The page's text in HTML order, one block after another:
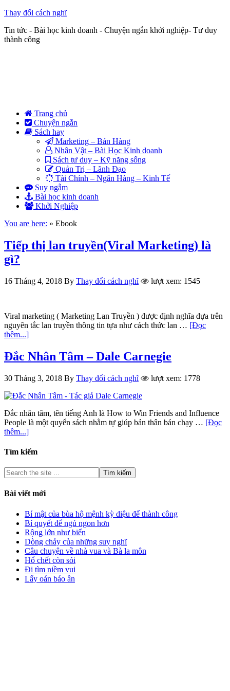
Thay đổi cách nghĩ
Tin tức - Bài học kinh doanh - Chuyện ngắn khởi nghiệp- Tư duy
thành công
Trang chủ
Chuyện ngắn
Sách hay
Marketing – Bán Hàng
Nhân Vật – Bài Học Kinh doanh
Sách tư duy – Kỹ năng sống
Quản Trị – Lãnh Đạo
Tài Chính – Ngân Hàng – Kinh Tế
Suy ngẫm
Bài học kinh doanh
Khởi Nghiệp
You are here: » Ebook
Tiếp thị lan truyền(Viral Marketing) là
gì?
16 Tháng 4, 2018 By Thay đổi cách nghĩ lượt xem: 1545
Viral marketing ( Marketing Lan Truyền ) được định nghĩa dựa trên
nguyên tắc lan truyền thông tin tựa như cách thức lan … [Đọc
thêm...]
Đắc Nhân Tâm – Dale Carnegie
30 Tháng 3, 2018 By Thay đổi cách nghĩ lượt xem: 1778
Đắc nhân tâm, tên tiếng Anh là How to Win Friends and Influence
People là một quyển sách nhằm tự giúp bản thân bán chạy … [Đọc
thêm...]
Tìm kiếm
Bài viết mới
Bí mật của bùa hộ mệnh kỳ diệu để thành công
Bí quyết để ngủ ngon hơn
Rộng lớn như biển
Dòng chảy của những suy nghĩ
Câu chuyện về nhà vua và Bà la môn
Hổ chết còn sói
Đi tìm niềm vui
Lấy oán báo ân